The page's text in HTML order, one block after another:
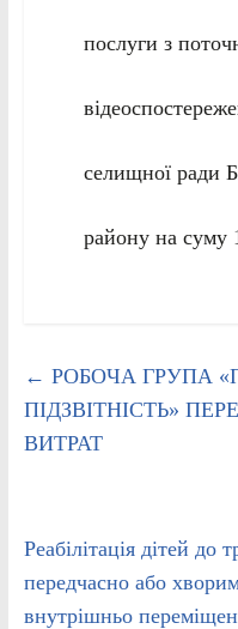
послуги з
селищної ради
району на суму
← РОБОЧА ГРУПА
ПІДЗВІТНІСТЬ»
ВИТРАТ
Реабілітація дітей до
передчасно або
внутрішньо